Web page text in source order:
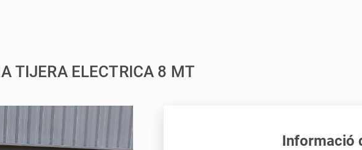
TIJERA ELECTRICA 8 MT
Informació